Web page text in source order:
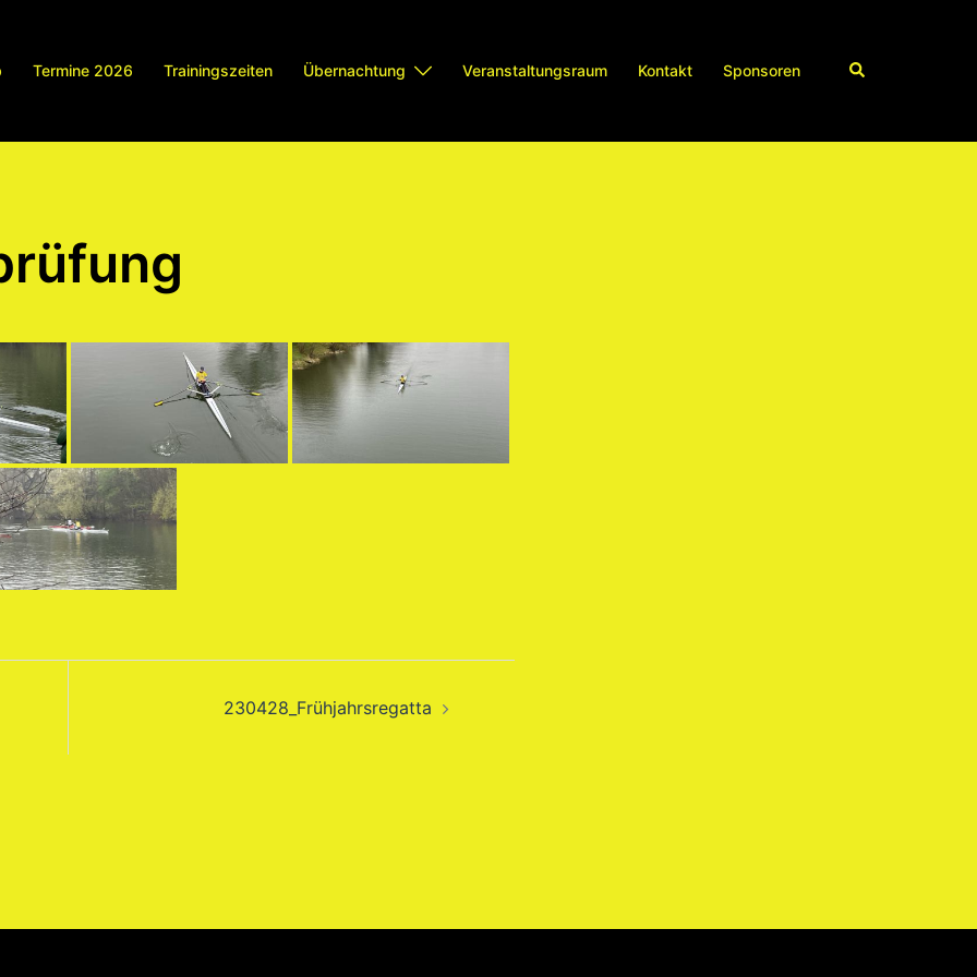
Termine 2026 Trainingszeiten Übernachtung Veranstaltungsraum Kontakt Sponsoren Suche
230428_Frühjahrsregatta